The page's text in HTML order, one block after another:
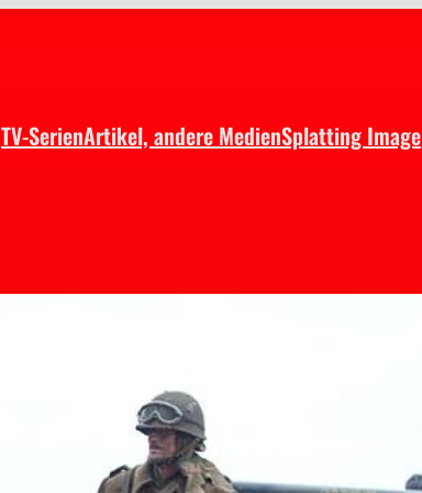
TV-SerienArtikel, andere MedienSplatting Image